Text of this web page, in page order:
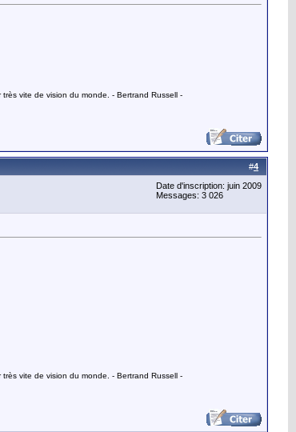
vite de vision du monde. - Bertrand Russell -
#4
Date d'inscription: juin 2009
Messages: 3 026
vite de vision du monde. - Bertrand Russell -